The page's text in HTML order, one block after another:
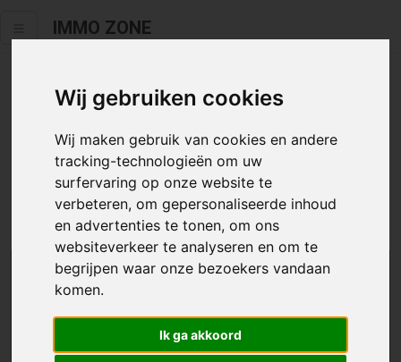
Wij gebruiken cookies
Wij maken gebruik van cookies en andere
tracking-technologieën om uw
surfervaring op onze website te
verbeteren, om gepersonaliseerde inhoud
en advertenties te tonen, om ons
websiteverkeer te analyseren en om te
begrijpen waar onze bezoekers vandaan
komen.
Ik ga akkoord
IMMO ZONE
Helaas staat dit zoekertje niet
meer online.
Neem zeker een kijkje in ons aanbod te koop
We helpen u graag zoeken
Maak hier een zoekprofiel aan en we houden u op
de hoogte van passend aanbod.